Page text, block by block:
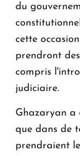
du
cette
prendront
compris
judiciaire.
Ghazaryan a
que dans de
prendraient